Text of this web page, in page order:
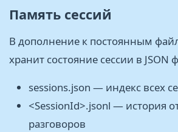
Память сессий
В дополнение к постоянным
хранит состояние сессии в JSON
sessions.json — индекс всех
<SessionId>.jsonl — история
разговоров